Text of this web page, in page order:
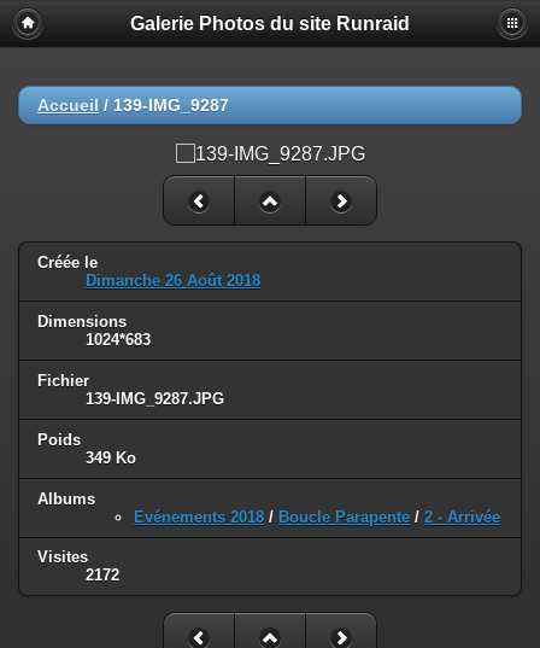
Galerie Photos du site Runraid
Accueil / 139-IMG_9287
Créée le
Dimanche 26 Août 2018
Dimensions
1024*683
Fichier
139-IMG_9287.JPG
Poids
349 Ko
Albums
Evénements 2018 / Boucle Parapente / 2 - Arrivée
Visites
2172